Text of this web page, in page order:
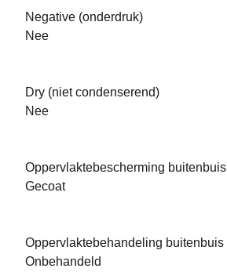
Negative (onderdruk)
Nee
Dry (niet condenserend)
Nee
Oppervlaktebescherming buitenbuis
Gecoat
Oppervlaktebehandeling buitenbuis
Onbehandeld